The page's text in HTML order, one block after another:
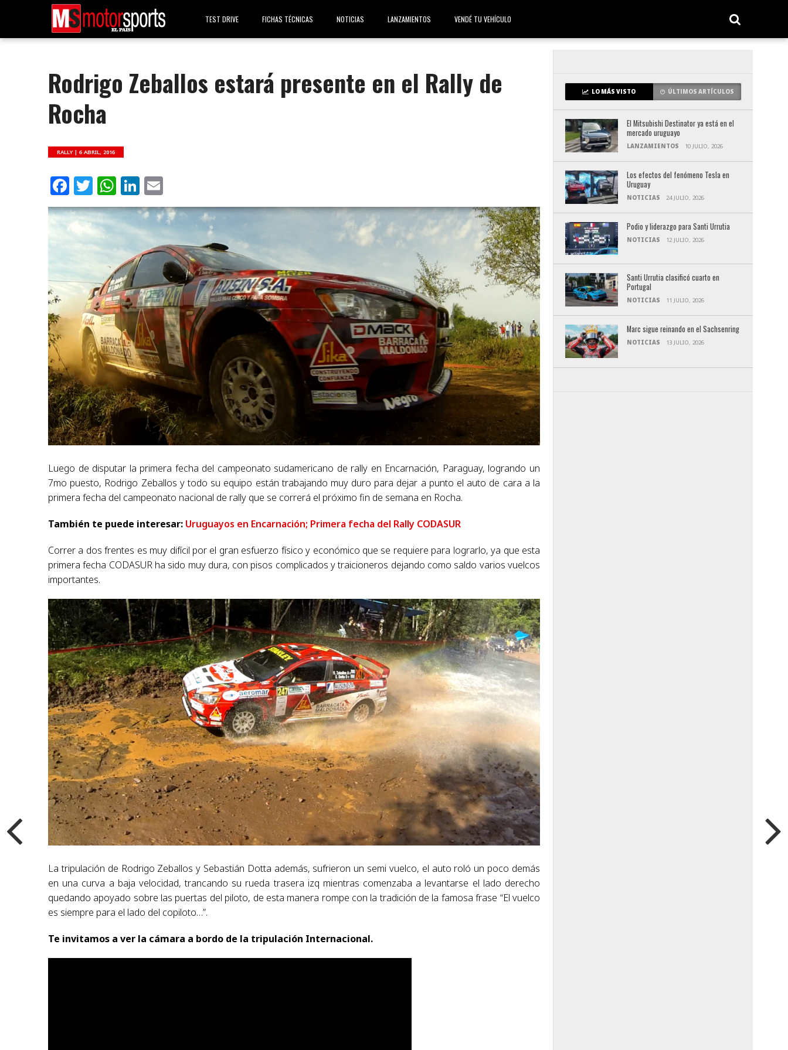
TEST DRIVE FICHAS TÉCNICAS NOTICIAS LANZAMIENTOS VENDÉ TU VEHÍCULO
Rodrigo Zeballos estará presente en el Rally de
Rocha
RALLY |6 ABRIL, 2016
Facebook
Twitter
WhatsApp
LinkedIn
Luego de disputar la primera fecha del campeonato sudamericano de rally en Encarnación, Paraguay, logrando un
7mo puesto, Rodrigo Zeballos y todo su equipo están trabajando muy duro para dejar a punto el auto de cara a la
primera fecha del campeonato nacional de rally que se correrá el próximo fin de semana en Rocha.
También te puede interesar: Uruguayos en Encarnación; Primera fecha del Rally CODASUR
Correr a dos frentes es muy difícil por el gran esfuerzo físico y económico que se requiere para lograrlo, ya que esta
primera fecha CODASUR ha sido muy dura, con pisos complicados y traicioneros dejando como saldo varios vuelcos
importantes.
La tripulación de Rodrigo Zeballos y Sebastián Dotta además, sufrieron un semi vuelco, el auto roló un poco demás
en una curva a baja velocidad, trancando su rueda trasera izq mientras comenzaba a levantarse el lado derecho
quedando apoyado sobre las puertas del piloto, de esta manera rompe con la tradición de la famosa frase “El vuelco
es siempre para el lado del copiloto…”.
Te invitamos a ver la cámara a bordo de la tripulación Internacional.
LO MÁS VISTO ÚLTIMOS ARTÍCULOS
El Mitsubishi Destinator ya está en el
mercado uruguayo
LANZAMIENTOS 10 JULIO, 2026
Los efectos del fenómeno Tesla en
Uruguay
NOTICIAS 24 JULIO, 2026
Podio y liderazgo para Santi Urrutia
NOTICIAS 12 JULIO, 2026
Santi Urrutia clasificó cuarto en
Portugal
NOTICIAS 11 JULIO, 2026
Marc sigue reinando en el Sachsenring
NOTICIAS 13 JULIO, 2026